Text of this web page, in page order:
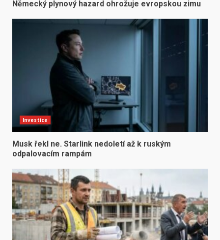
Německý plynový hazard ohrožuje evropskou zimu
Investice
Musk řekl ne. Starlink nedoletí až k ruským
odpalovacím rampám